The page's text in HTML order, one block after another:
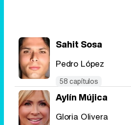
Sahit Sosa
Pedro López
58 capítulos
Aylín Mújica
Gloria Olivera